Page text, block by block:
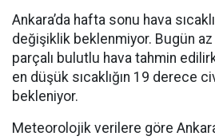
Ankara’da hafta sonu hava
değişiklik beklenmiyor. Bugün az
parçalı bulutlu hava tahmin
en düşük sıcaklığın 19 derece
bekleniyor.
Meteorolojik verilere göre